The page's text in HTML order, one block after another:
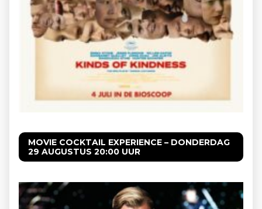
MOVIE COCKTAIL EXPERIENCE – DONDERDAG
29 AUGUSTUS 20:00 UUR